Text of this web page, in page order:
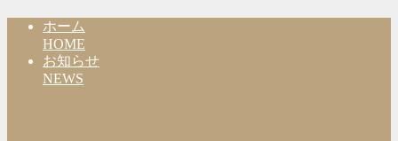
ホーム
HOME
お知らせ
NEWS